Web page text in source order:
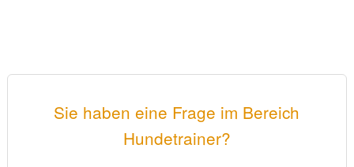
Sie haben eine Frage im Bereich
Hundetrainer?